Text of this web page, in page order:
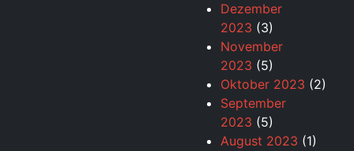
Dezember
2023 (3)
November
2023 (5)
Oktober 2023 (2)
September
2023 (5)
August 2023 (1)